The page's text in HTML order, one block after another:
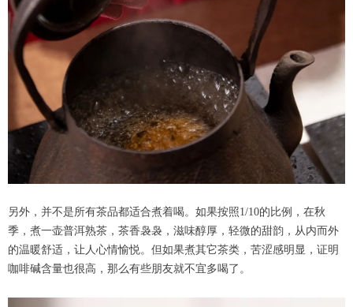
另外，并不是所有茶品都适合煮着喝。如果按照1/10的比例，在秋
季，煮一壶普洱熟茶，茶香袅袅，滋味醇厚，轻微的甜韵，从内而外
的温暖舒适，让人心情愉悦。但如果煮其它茶类，苦涩感明显，证明
咖啡碱含量也很高，那么有些朋友就不宜多喝了。